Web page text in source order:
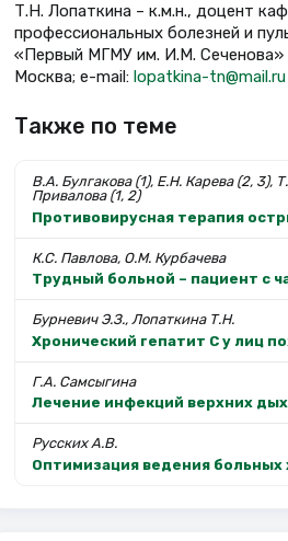
Т.Н. Лопаткина – к.м.н., доцент
профессиональных болезней и
«Первый МГМУ им. И.М. Сеченова»
Москва; e-mail: lopatkina-tn@mail.ru
Также по теме
В.А. Булгакова (1), Е.Н. Карева (2, 3),
Привалова (1, 2)
Противовирусная терапия
К.С. Павлова, О.М. Курбачева
Трудный больной – пациент с
Бурневич Э.З., Лопаткина Т.Н.
Хронический гепатит С у лиц
Г.А. Самсыгина
Лечение инфекций верхних
Русских А.В.
Оптимизация ведения больных